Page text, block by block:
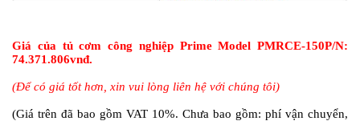
Giá của tủ cơm công nghiệp Prime Model PMRCE-150P/N:
74.371.806vnđ.
(Để có giá tốt hơn, xin vui lòng liên hệ với chúng tôi)
(Giá trên đã bao gồm VAT 10%. Chưa bao gồm: phí vận chuyển,